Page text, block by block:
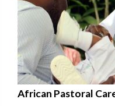
African Pastoral